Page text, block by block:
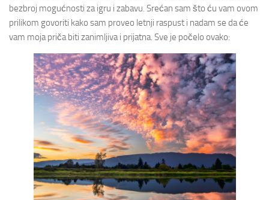
bezbroj mogućnosti za igru i zabavu. Srećan sam što ću vam ovom
prilikom govoriti kako sam proveo letnji raspust i nadam se da će
vam moja priča biti zanimljiva i prijatna. Sve je počelo ovako: